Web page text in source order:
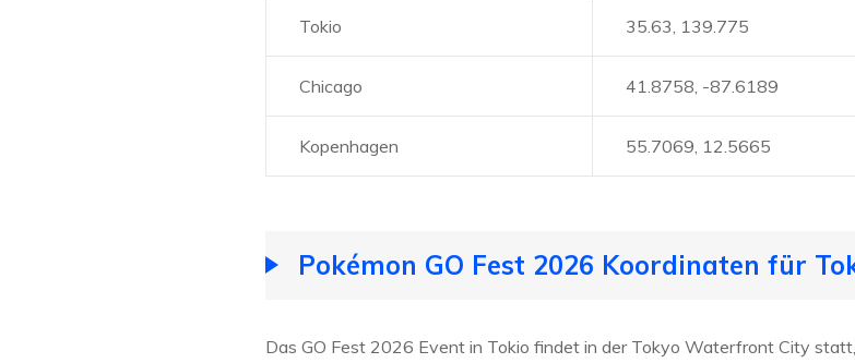
Tokio 35.63, 139.775
Chicago 41.8758, -87.6189
Kopenhagen 55.7069, 12.5665
Pokémon GO Fest 2026 Koordinaten für
Das GO Fest 2026 Event in Tokio findet in der Tokyo Waterfront City